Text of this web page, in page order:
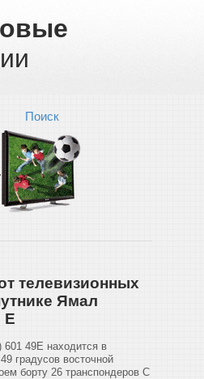
Поиск
телевизионных
Ямал
E
49E находится в
градусов восточной
борту 26 транспондеров C